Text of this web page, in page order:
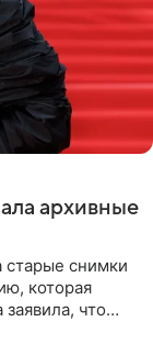
архивные
старые снимки
которая
что